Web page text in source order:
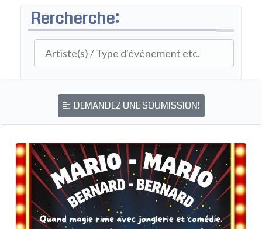
Rercherche:
DEMANDEZ UNE SOUMISSION!